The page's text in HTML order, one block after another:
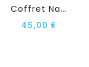
C
Offret Naissance...
45,00 €